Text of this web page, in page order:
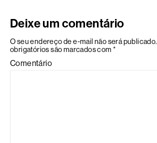
Deixe um comentário
O seu endereço de e-mail não será publicado.
obrigatórios são marcados com *
Comentário